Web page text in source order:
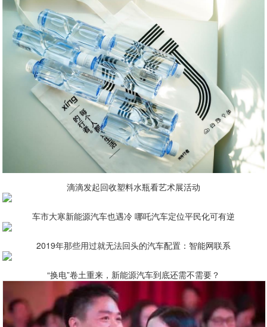
滴滴发起回收塑料水瓶看艺术展活动
车市大寒新能源汽车也遇冷 哪吒汽车定位平民化可有逆
2019年那些用过就无法回头的汽车配置：智能网联系
“换电”卷土重来，新能源汽车到底还需不需要？